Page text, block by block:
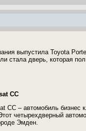
выпустила Toyota
стала дверь, которая
CC
CC – автомобиль бизнес
четырехдверный
Эмден.